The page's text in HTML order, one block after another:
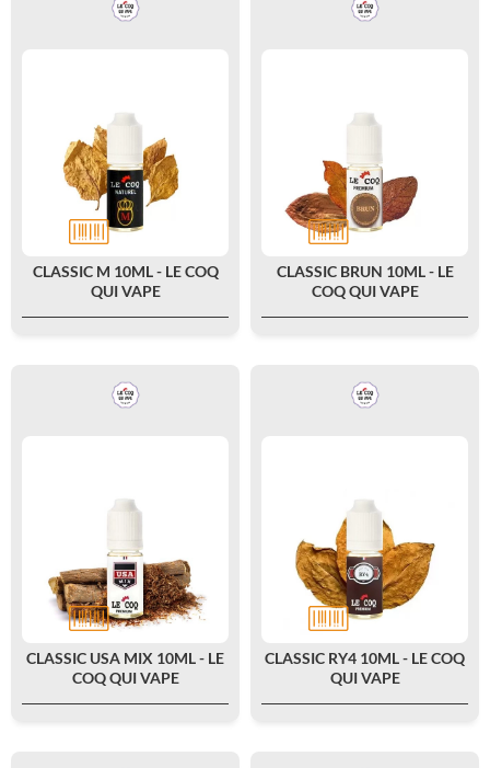
CLASSIC M 10ML - LE COQ
QUI VAPE
CLASSIC BRUN 10ML - LE
COQ QUI VAPE
CLASSIC USA MIX 10ML - LE
COQ QUI VAPE
CLASSIC RY4 10ML - LE COQ
QUI VAPE